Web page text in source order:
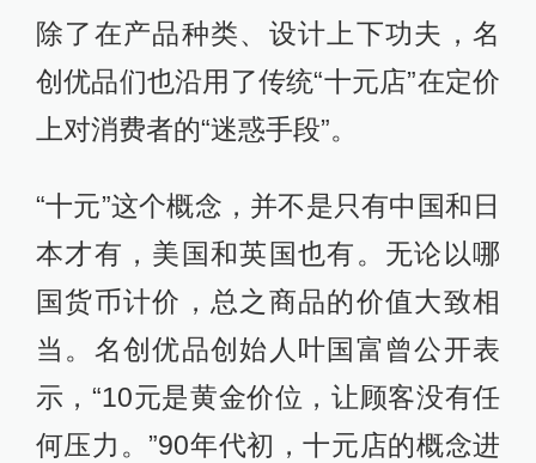
除了在产品种类、设计上下功夫，名
创优品们也沿用了传统“十元店”在定价
上对消费者的“迷惑手段”。
“十元”这个概念，并不是只有中国和日
本才有，美国和英国也有。无论以哪
国货币计价，总之商品的价值大致相
当。名创优品创始人叶国富曾公开表
示，“10元是黄金价位，让顾客没有任
何压力。”90年代初，十元店的概念进